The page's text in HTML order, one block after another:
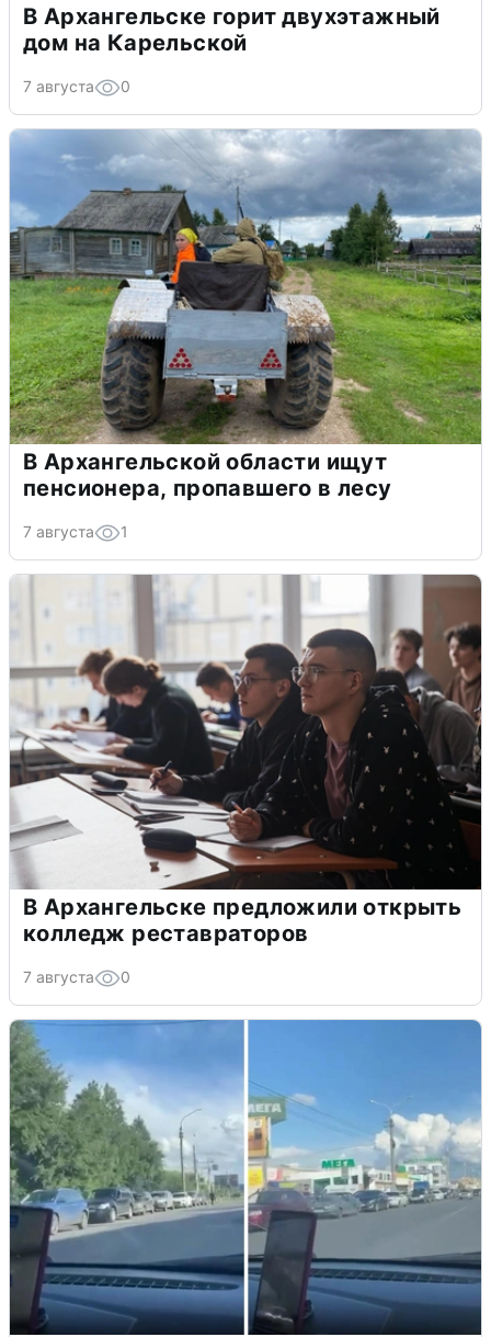
В Архангельске горит двухэтажный
дом на Карельской
7 августа 0
В Архангельской области ищут
пенсионера, пропавшего в лесу
7 августа 1
В Архангельске предложили открыть
колледж реставраторов
7 августа 0